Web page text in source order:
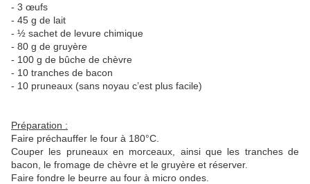
- 3 œufs
- 45 g de lait
- ½ sachet de levure chimique
- 80 g de gruyère
- 100 g de bûche de chèvre
- 10 tranches de bacon
- 10 pruneaux (sans noyau c’est plus facile)
Préparation :
Faire préchauffer le four à 180°C.
Couper les pruneaux en morceaux, ainsi que les tranches de
bacon, le fromage de chèvre et le gruyère et réserver.
Faire fondre le beurre au four à micro ondes.